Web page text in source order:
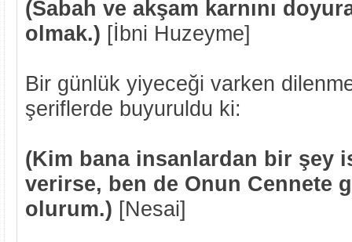
(Sabah ve akşam karnını
olmak.) [İbni Huzeyme]
Bir günlük yiyeceği varken
şeriflerde buyuruldu ki:
(Kim bana insanlardan bir şey
verirse, ben de Onun Cennete
olurum.) [Nesai]